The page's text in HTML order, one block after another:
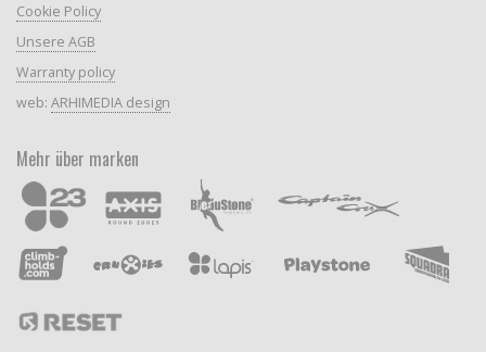
Cookie Policy
Unsere AGB
Warranty policy
web: ARHIMEDIA design
Mehr über marken